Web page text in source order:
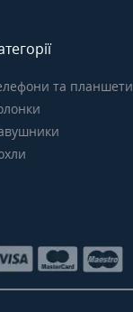
та планшети